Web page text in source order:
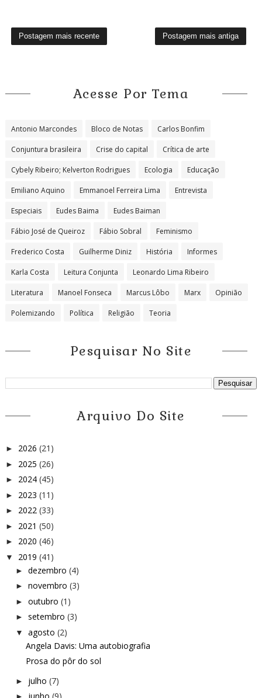
Postagem mais recente Postagem mais antiga
Acesse Por Tema
Antonio Marcondes Bloco de Notas Carlos Bonfim
Conjuntura brasileira Crise do capital Crítica de arte
Cybely Ribeiro; Kelverton Rodrigues Ecologia Educação
Emiliano Aquino Emmanoel Ferreira Lima Entrevista
Especiais Eudes Baima Eudes Baiman
Fábio José de Queiroz Fábio Sobral Feminismo
Frederico Costa Guilherme Diniz História Informes
Karla Costa Leitura Conjunta Leonardo Lima Ribeiro
Literatura Manoel Fonseca Marcus Lôbo Marx Opinião
Polemizando Política Religião Teoria
Pesquisar No Site
Arquivo Do Site
► 2026 (21)
► 2025 (26)
► 2024 (45)
► 2023 (11)
► 2022 (33)
► 2021 (50)
► 2020 (46)
▼ 2019 (41)
► dezembro (4)
► novembro (3)
► outubro (1)
► setembro (3)
▼ agosto (2)
Angela Davis: Uma autobiografia
Prosa do pôr do sol
► julho (7)